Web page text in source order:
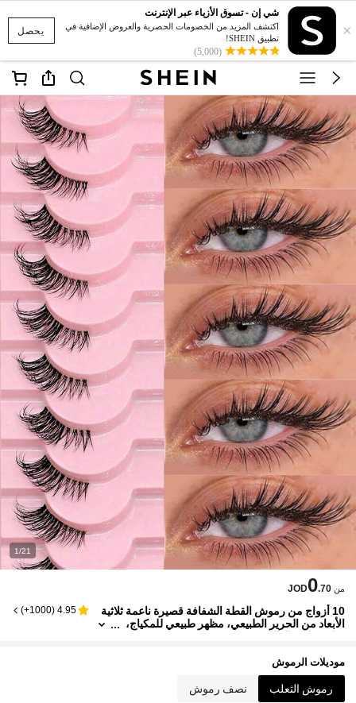
يحصل ×
شي إن - تسوق الأزياء عبر الإنترنت
اكتشف المزيد من الخصومات الحصرية والعروض الإضافية في
تطبيق SHEIN!
(5,000)
1/21
من JOD0.70
10 أزواج من رموش القطة الشفافة قصيرة ناعمة ثلاثية
الأبعاد من الحرير الطبيعي، مظهر طبيعي للمكياج،
4.95
(
1000+
)
موديلات الرموش
رموش الثعلب نصف رموش